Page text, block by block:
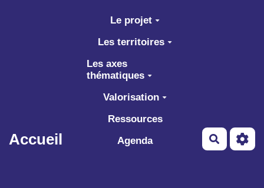
Aller au contenu principal
Accueil
Le projet
Les territoires
Les axes
thématiques
Valorisation
Ressources
Agenda